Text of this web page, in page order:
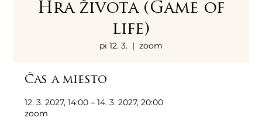
Hra života (Game of
life)
pi 12. 3.
  |
zoom
Čas a miesto
12. 3. 2027, 14:00 – 14. 3. 2027, 20:00
zoom